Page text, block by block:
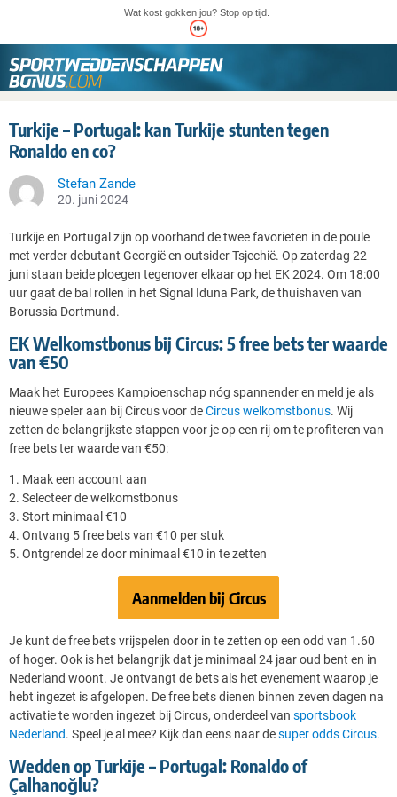
Wat kost gokken jou? Stop op tijd.
Turkije – Portugal: kan Turkije stunten tegen
Ronaldo en co?
Stefan Zande
20. juni 2024
Turkije en Portugal zijn op voorhand de twee favorieten in de poule
met verder debutant Georgië en outsider Tsjechië. Op zaterdag 22
juni staan beide ploegen tegenover elkaar op het EK 2024. Om 18:00
uur gaat de bal rollen in het Signal Iduna Park, de thuishaven van
Borussia Dortmund.
EK Welkomstbonus bij Circus: 5 free bets ter waarde
van €50
Maak het Europees Kampioenschap nóg spannender en meld je als
nieuwe speler aan bij Circus voor deCircus welkomstbonus. Wij
zetten de belangrijkste stappen voor je op een rij om te profiteren van
free bets ter waarde van €50:
1. Maak een account aan
2. Selecteer de welkomstbonus
3. Stort minimaal €10
4. Ontvang 5 free bets van €10 per stuk
5. Ontgrendel ze door minimaal €10 in te zetten
Aanmelden bij Circus
Je kunt de free bets vrijspelen door in te zetten op een odd van 1.60
of hoger. Ook is het belangrijk dat je minimaal 24 jaar oud bent en in
Nederland woont. Je ontvangt de bets als het evenement waarop je
hebt ingezet is afgelopen. De free bets dienen binnen zeven dagen na
activatie te worden ingezet bij Circus, onderdeel van sportsbook
Nederland. Speel je al mee? Kijk dan eens naar desuper odds Circus.
Wedden op Turkije – Portugal: Ronaldo of
Çalhanoğlu?